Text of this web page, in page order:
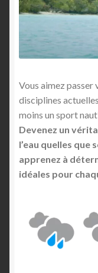
Vous aimez passer
disciplines
moins un sport
Devenez un
l’eau quelles
apprenez à
idéales pour